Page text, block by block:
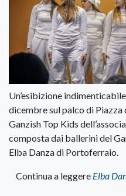
Un’esibizione
dicembre sul palco di
Ganzish Top Kids
composta dai ballerini del
Elba Danza di Portoferraio.
Continua a leggere Elba